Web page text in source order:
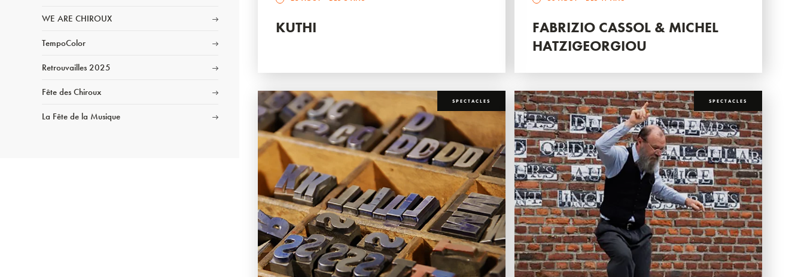
WE ARE CHIROUX
TempoColor
Retrouvailles 2025
Fête des Chiroux
La Fête de la Musique
KUTHI
FABRIZIO CASSOL & MICHEL
HATZIGEORGIOU
SPECTACLES SPECTACLES